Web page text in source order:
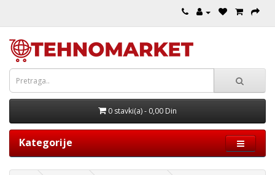
0 stavki(a) - 0,00 Din
Kategorije